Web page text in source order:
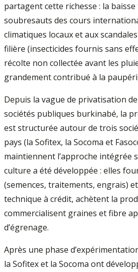
partagent cette richesse : la
soubresauts des cours
climatiques locaux et aux
filière (insecticides fournis sans
récolte non collectée avant les
grandement contribué à la
Depuis la vague de privatisation
sociétés publiques burkinabé, la
est structurée autour de trois
pays (la Sofitex, la Socoma et
maintiennent l’approche intégrée
culture a été développée : elles
(semences, traitements, engrais)
technique à crédit, achètent la
commercialisent graines et fibre
d’égrenage.
Après une phase
la Sofitex et la Socoma ont